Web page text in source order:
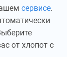
сервисе.
от хлопот с